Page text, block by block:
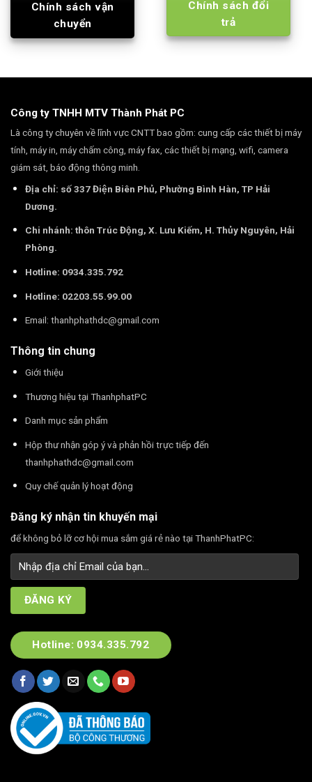
Chính sách vận
chuyển
Chính sách đổi
trả
Công ty TNHH MTV Thành Phát PC
Là công ty chuyên về lĩnh vực CNTT bao gồm: cung cấp các thiết bị máy
tính, máy in, máy chấm công, máy fax, các thiết bị mạng, wifi, camera
giám sát, báo động thông minh.
Địa chỉ: số 337 Điện Biên Phủ, Phường Bình Hàn, TP Hải
Dương.
Chi nhánh: thôn Trúc Động, X. Lưu Kiếm, H. Thủy Nguyên, Hải
Phòng.
Hotline: 0934.335.792
Hotline: 02203.55.99.00
Email: thanhphathdc@gmail.com
Thông tin chung
Giới thiệu
Thương hiệu tại ThanhphatPC
Danh mục sản phẩm
Hộp thư nhận góp ý và phản hồi trực tiếp đến
thanhphathdc@gmail.com
Quy chế quản lý hoạt động
Đăng ký nhận tin khuyến mại
để không bỏ lỡ cơ hội mua sắm giá rẻ nào tại ThanhPhatPC:
Hotline: 0934.335.792